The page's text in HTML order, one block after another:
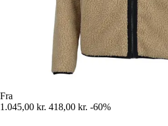
Fra
1.045,00 kr. 418,00 kr. -60%